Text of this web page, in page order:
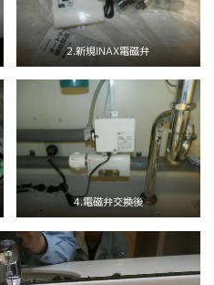
2.新規INAX電磁弁
4.電磁弁交換後